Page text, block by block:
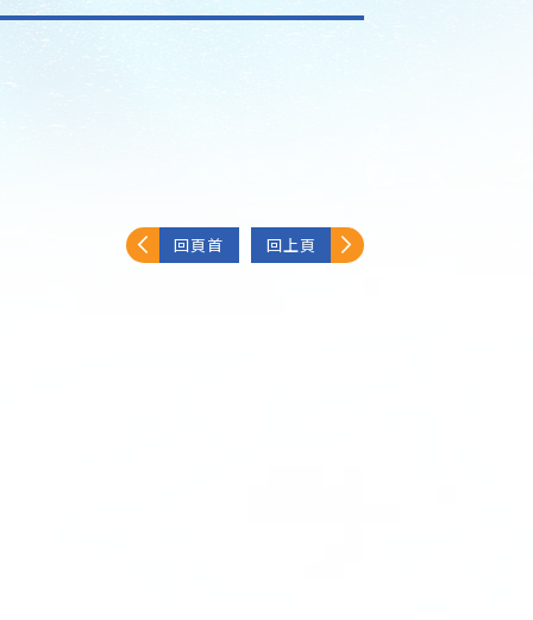
回頁首 回上頁